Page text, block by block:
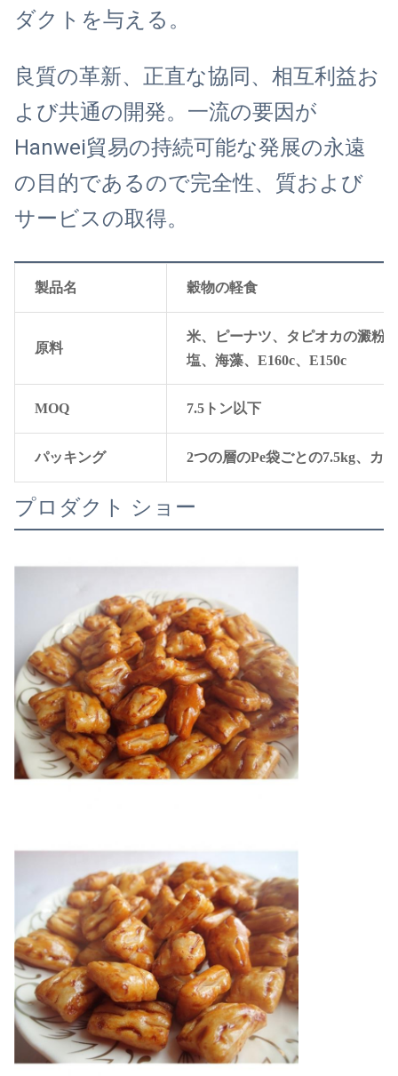
ダクトを与える。
良質の革新、正直な協同、相互利益お
よび共通の開発。一流の要因が
Hanwei貿易の持続可能な発展の永遠
の目的であるので完全性、質および
サービスの取得。
製品名 穀物の軽食
原料
米、ピーナツ、タピオカの澱粉
塩、海藻、E160c、E150c
MOQ 7.5トン以下
パッキング 2つの層のPe袋ごとの7.5kg、カ
プロダクト ショー